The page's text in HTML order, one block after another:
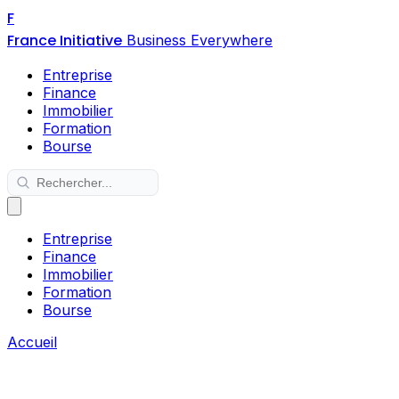
F
France Initiative Business Everywhere
Entreprise
Finance
Immobilier
Formation
Bourse
Entreprise
Finance
Immobilier
Formation
Bourse
Accueil